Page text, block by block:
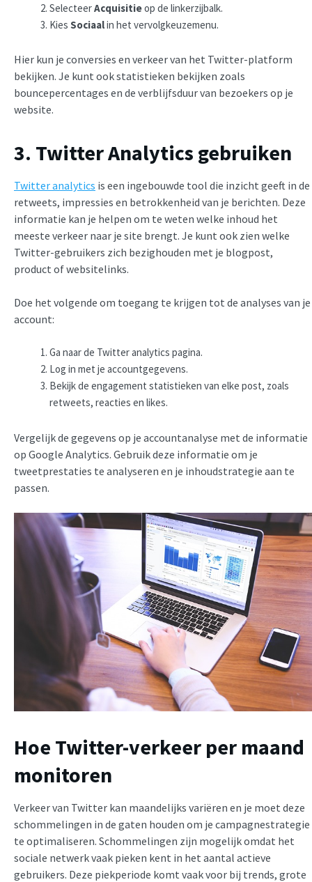
SelecteerAcquisitieop de linkerzijbalk.
Kies Sociaalin het vervolgkeuzemenu.
Hier kun je conversies en verkeer van het Twitter-platform
bekijken. Je kunt ook statistieken bekijken zoals
bouncepercentages en de verblijfsduur van bezoekers op je
website.
3. Twitter Analytics gebruiken
Twitter analytics is een ingebouwde tool die inzicht geeft in de
retweets, impressies en betrokkenheid van je berichten. Deze
informatie kan je helpen om te weten welke inhoud het
meeste verkeer naar je site brengt. Je kunt ook zien welke
Twitter-gebruikers zich bezighouden met je blogpost,
product of websitelinks.
Doe het volgende om toegang te krijgen tot de analyses van je
account:
Ga naar de Twitter analytics pagina.
Log in met je accountgegevens.
Bekijk de engagement statistieken van elke post, zoals
retweets, reacties en likes.
Vergelijk de gegevens op je accountanalyse met de informatie
op Google Analytics. Gebruik deze informatie om je
tweetprestaties te analyseren en je inhoudstrategie aan te
passen.
Hoe Twitter-verkeer per maand
monitoren
Verkeer van Twitter kan maandelijks variëren en je moet deze
schommelingen in de gaten houden om je campagnestrategie
te optimaliseren. Schommelingen zijn mogelijk omdat het
sociale netwerk vaak pieken kent in het aantal actieve
gebruikers. Deze piekperiode komt vaak voor bij trends, grote